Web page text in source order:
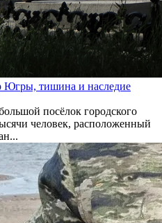
Югры, тишина и наследие
посёлок городского
человек, расположенный